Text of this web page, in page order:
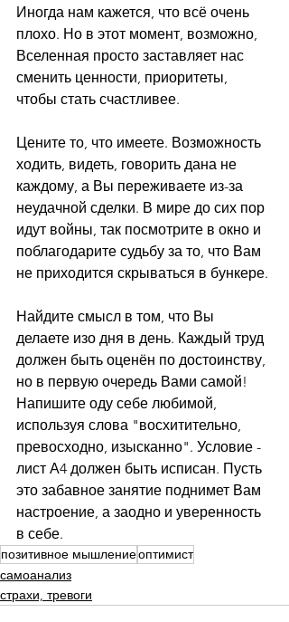
Иногда нам кажется, что всё очень
плохо. Но в этот момент, возможно,
Вселенная просто заставляет нас
сменить ценности, приоритеты,
чтобы стать счастливее.
Цените то, что имеете. Возможность
ходить, видеть, говорить дана не
каждому, а Вы переживаете из-за
неудачной сделки. В мире до сих пор
идут войны, так посмотрите в окно и
поблагодарите судьбу за то, что Вам
не приходится скрываться в бункере.
Найдите смысл в том, что Вы
делаете изо дня в день. Каждый труд
должен быть оценён по достоинству,
но в первую очередь Вами самой!
Напишите оду себе любимой,
используя слова "восхитительно,
превосходно, изысканно". Условие -
лист А4 должен быть исписан. Пусть
это забавное занятие поднимет Вам
настроение, а заодно и уверенность
в себе.
позитивное мышлениеоптимист
самоанализ
страхи, тревоги